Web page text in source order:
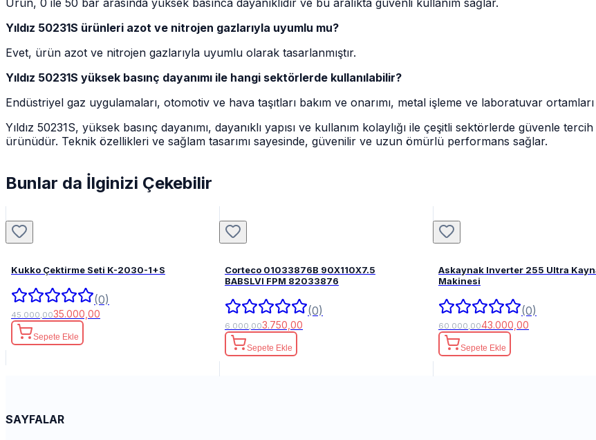
Ürün, 0 ile 50 bar arasında yüksek basınca dayanıklıdır ve bu aralıkta güvenli kullanım sağlar.
Yıldız 50231S ürünleri azot ve nitrojen gazlarıyla uyumlu mu?
Evet, ürün azot ve nitrojen gazlarıyla uyumlu olarak tasarlanmıştır.
Yıldız 50231S yüksek basınç dayanımı ile hangi sektörlerde kullanılabilir?
Endüstriyel gaz uygulamaları, otomotiv ve hava taşıtları bakım ve onarımı, metal işleme ve laboratuvar
Yıldız 50231S, yüksek basınç dayanımı, dayanıklı yapısı ve kullanım kolaylığı ile çeşitli sektörlerde güvenle
ürünüdür. Teknik özellikleri ve sağlam tasarımı sayesinde, güvenilir ve uzun ömürlü performans sağlar.
Bunlar da İlginizi Çekebilir
Kukko Çektirme Seti K-2030-1+S
(0)
45.000,0035.000,00
Sepete Ekle
Corteco 01033876B 90X110X7.5
BABSLVI FPM 82033876
(0)
6.000,003.750,00
Sepete Ekle
Askaynak Inverter 255 Ultra
Makinesi
(0)
60.000,0043.000,00
Sepete Ekle
SAYFALAR